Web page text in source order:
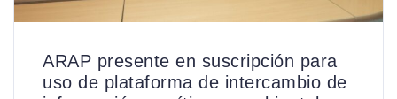
ARAP presente en suscripción para
uso de plataforma de intercambio de